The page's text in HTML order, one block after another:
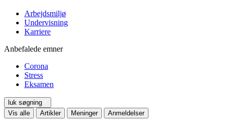
Arbejdsmiljø
Undervisning
Karriere
Anbefalede emner
Corona
Stress
Eksamen
luk søgning
Vis alle
Artikler Meninger Anmeldelser